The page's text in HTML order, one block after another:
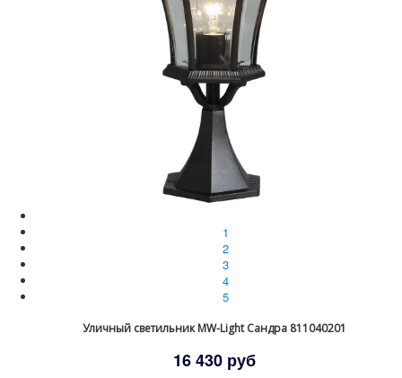
1
2
3
4
5
Уличный светильник MW-Light Сандра 811040201
16 430 руб